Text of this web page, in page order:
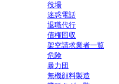
役場
迷惑電話
退職代行
債権回収
架空請求業者一覧
危険
暴力団
無機顔料製造